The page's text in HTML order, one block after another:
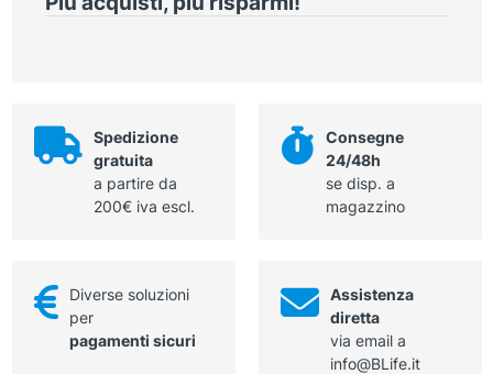
50
Spedizione
gratuita
a partire da
200€ iva escl.
Consegne
24/48h
se disp. a
magazzino
Diverse soluzioni
per
pagamenti sicuri
Assistenza
diretta
via email a
info@BLife.it